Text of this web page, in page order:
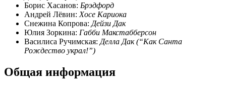
Борис Хасанов: Брэдфорд
Андрей Лёвин: Хосе Кариока
Снежина Копрова: Дейзи Дак
Юлия Зоркина: Габби Макстабберсон
Василиса Ручимская: Делла Дак (“Как Санта
Рождество украл!”)
Общая информация